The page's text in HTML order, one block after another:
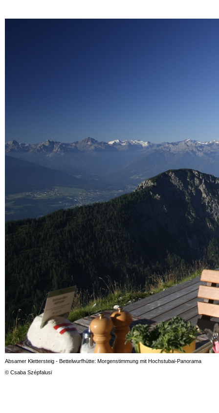
Absamer Klettersteig - Bettelwurfhütte: Morgenstimmung mit Hochstubai-Panorama
© Csaba Szépfalusi